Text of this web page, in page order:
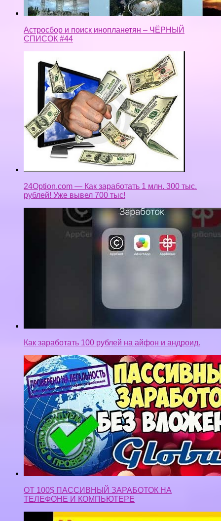
24Option.com — Как заработать 1 млн. 300 тыс.
рублей! Уже вывел 700 тыс!
ОТ 100$ ПАССИВНЫЙ ЗАРАБОТОК НА
ТЕЛЕФОНЕ И КОМПЬЮТЕРЕ